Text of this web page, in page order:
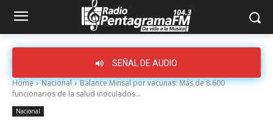
SEÑAL DE AUDIO
Home Nacional
Balance Minsal por vacunas: Más de 8.600
funcionarios de la salud inoculados...
Nacional